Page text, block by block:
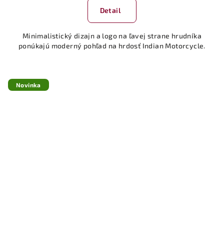
Detail
Minimalistický dizajn a logo na ľavej strane hrudníka
ponúkajú moderný pohľad na hrdosť Indian Motorcycle.
Novinka